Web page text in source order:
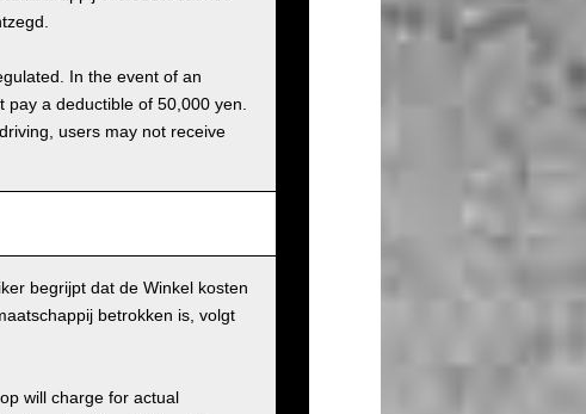
In the event of an
a deductible of 50,000 yen.
users may not receive
begrijpt dat de Winkel kosten
betrokken is, volgt
will charge for actual